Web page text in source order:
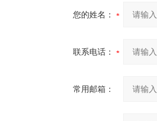
您的姓名：
联系电话：
常用邮箱：